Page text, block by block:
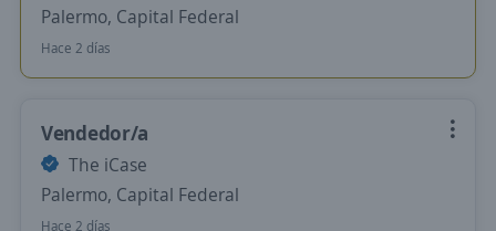
Palermo, Capital Federal
Hace 2 días
Vendedor/a
The iCase
Palermo, Capital Federal
Hace 2 días